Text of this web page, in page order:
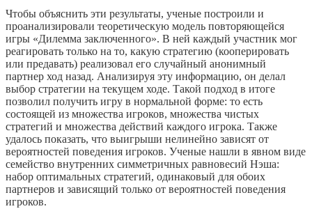
Чтобы объяснить эти результаты, ученые построили и
проанализировали теоретическую модель повторяющейся
игры «Дилемма заключенного». В ней каждый участник мог
реагировать только на то, какую стратегию (кооперировать
или предавать) реализовал его случайный анонимный
партнер ход назад. Анализируя эту информацию, он делал
выбор стратегии на текущем ходе. Такой подход в итоге
позволил получить игру в нормальной форме: то есть
состоящей из множества игроков, множества чистых
стратегий и множества действий каждого игрока. Также
удалось показать, что выигрыши нелинейно зависят от
вероятностей поведения игроков. Ученые нашли в явном виде
семейство внутренних симметричных равновесий Нэша:
набор оптимальных стратегий, одинаковый для обоих
партнеров и зависящий только от вероятностей поведения
игроков.